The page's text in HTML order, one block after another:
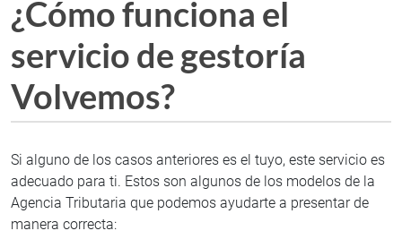
¿Cómo funciona el
servicio de gestoría
Volvemos?
Si alguno de los casos anteriores es el tuyo, este servicio es
adecuado para ti. Estos son algunos de los modelos de la
Agencia Tributaria que podemos ayudarte a presentar de
manera correcta: